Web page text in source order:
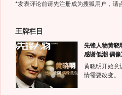
*发表评论前请先注册成为搜狐用户，请
王牌栏目
先锋人物黄晓
感谢低潮 偶
黄晓明开始意
情需要改变